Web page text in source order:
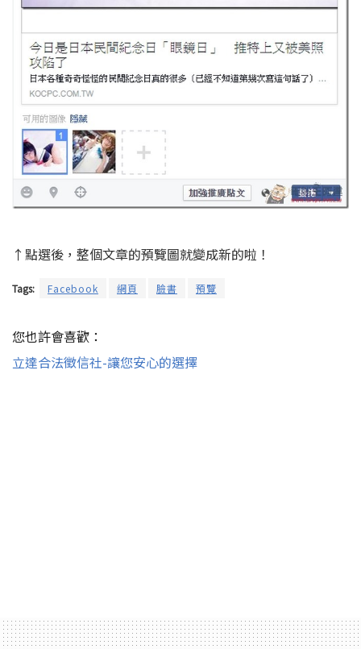
↑點選後，整個文章的預覽圖就變成新的啦！
Tags: Facebook 網頁 臉書 預覽
您也許會喜歡：
立達合法徵信社-讓您安心的選擇